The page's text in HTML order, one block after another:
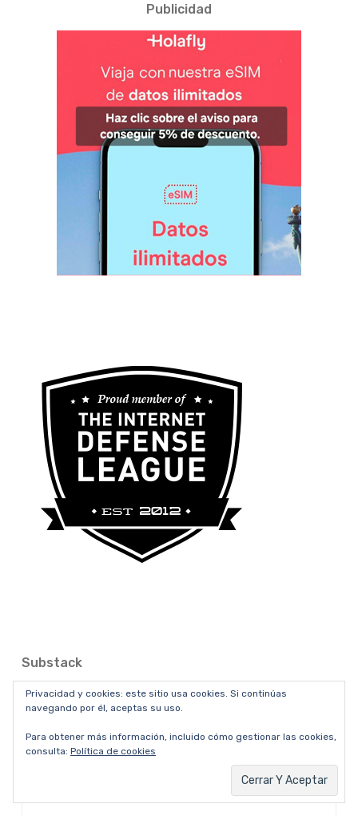
Publicidad
Substack
Privacidad y cookies: este sitio usa cookies. Si continúas
navegando por él, aceptas su uso.
Para obtener más información, incluido cómo gestionar las cookies,
consulta: Política de cookies